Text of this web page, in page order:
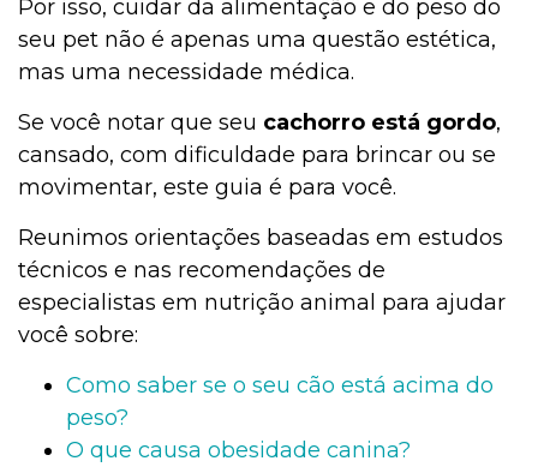
Por isso, cuidar da alimentação e do peso do
seu pet não é apenas uma questão estética,
mas uma necessidade médica.
Se você notar que seu cachorro está gordo,
cansado, com dificuldade para brincar ou se
movimentar, este guia é para você.
Reunimos orientações baseadas em estudos
técnicos e nas recomendações de
especialistas em nutrição animal para ajudar
você sobre:
Como saber se o seu cão está acima do
peso?
O que causa obesidade canina?